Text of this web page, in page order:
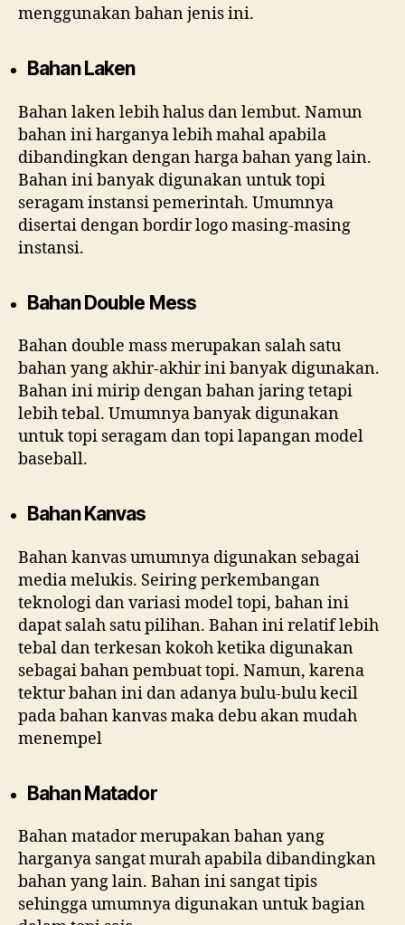
menggunakan bahan jenis ini.
Bahan Laken
Bahan laken lebih halus dan lembut. Namun
bahan ini harganya lebih mahal apabila
dibandingkan dengan harga bahan yang lain.
Bahan ini banyak digunakan untuk topi
seragam instansi pemerintah. Umumnya
disertai dengan bordir logo masing-masing
instansi.
Bahan Double Mess
Bahan double mass merupakan salah satu
bahan yang akhir-akhir ini banyak digunakan.
Bahan ini mirip dengan bahan jaring tetapi
lebih tebal. Umumnya banyak digunakan
untuk topi seragam dan topi lapangan model
baseball.
Bahan Kanvas
Bahan kanvas umumnya digunakan sebagai
media melukis. Seiring perkembangan
teknologi dan variasi model topi, bahan ini
dapat salah satu pilihan. Bahan ini relatif lebih
tebal dan terkesan kokoh ketika digunakan
sebagai bahan pembuat topi. Namun, karena
tektur bahan ini dan adanya bulu-bulu kecil
pada bahan kanvas maka debu akan mudah
menempel
Bahan Matador
Bahan matador merupakan bahan yang
harganya sangat murah apabila dibandingkan
bahan yang lain. Bahan ini sangat tipis
sehingga umumnya digunakan untuk bagian